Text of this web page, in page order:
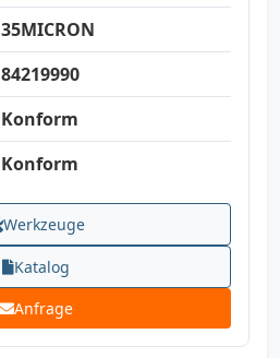
35MICRON
84219990
Konform
Konform
Werkzeuge
Katalog
Anfrage